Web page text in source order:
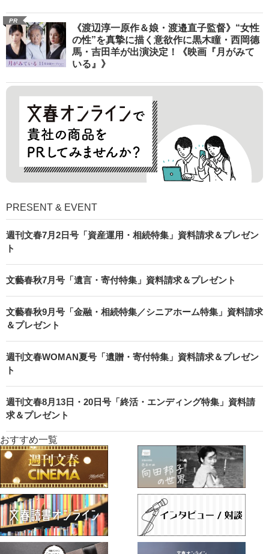
PR
《渡辺淳一原作＆娘・渡邉直子監督》“女性
の性”を真摯に描く意欲作に黒木瞳・西岡德
馬・吉田羊が出演決定！《映画『月がみて
いる』》
PRESENT & EVENT
週刊文春7月2日号「資産運用・相続特集」資料請求＆プレゼン
ト
文藝春秋7月号「遺言・寄付特集」資料請求＆プレゼント
文藝春秋9月号「金融・相続特集／シニアホーム特集」資料請求
＆プレゼント
週刊文春WOMAN夏号「遺贈・寄付特集」資料請求＆プレゼン
ト
週刊文春8月13日・20日号「終活・エンディング特集」資料請
求＆プレゼント
おすすめ一覧